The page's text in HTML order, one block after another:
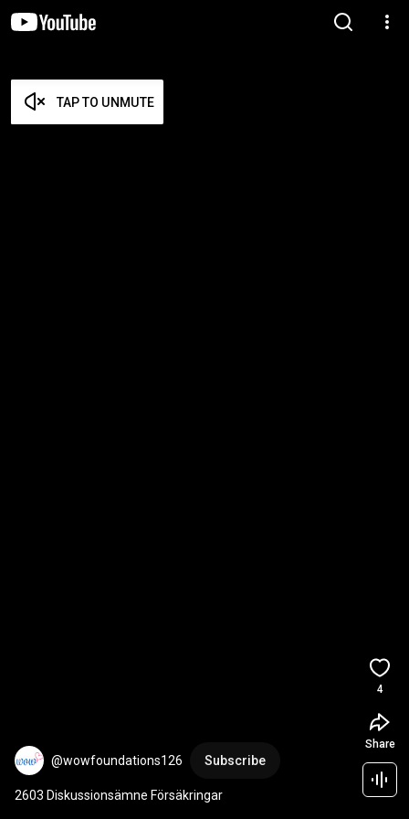
TAP TO UNMUTE
@wowfoundations126 Subscribe
2603 Diskussionsämne Försäkringar
4
Share